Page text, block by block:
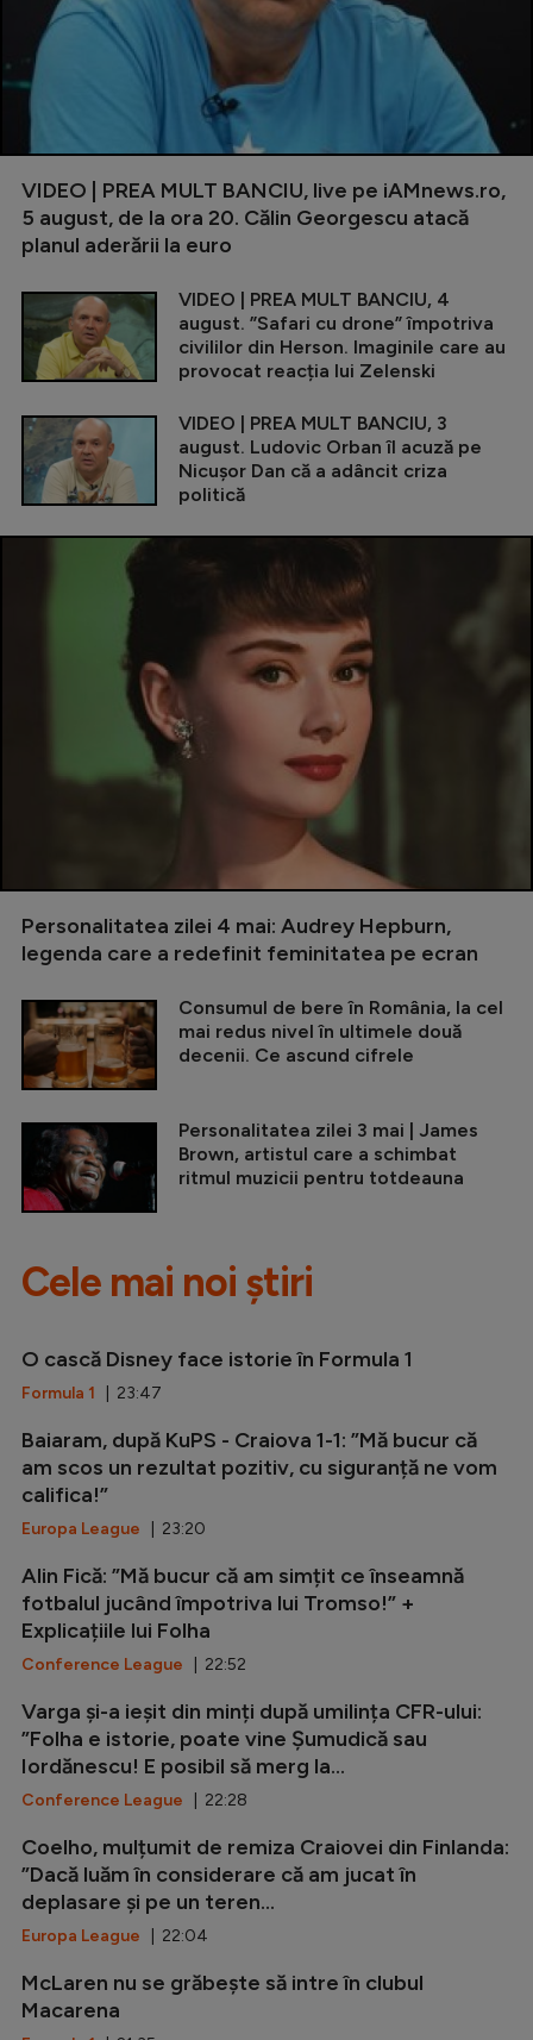
VIDEO | PREA MULT BANCIU, live pe iAMnews.ro,
5 august, de la ora 20. Călin Georgescu atacă
planul aderării la euro
VIDEO | PREA MULT BANCIU, 4
august. ”Safari cu drone” împotriva
civililor din Herson. Imaginile care au
provocat reacția lui Zelenski
VIDEO | PREA MULT BANCIU, 3
august. Ludovic Orban îl acuză pe
Nicușor Dan că a adâncit criza
politică
Personalitatea zilei 4 mai: Audrey Hepburn,
legenda care a redefinit feminitatea pe ecran
Consumul de bere în România, la cel
mai redus nivel în ultimele două
decenii. Ce ascund cifrele
Personalitatea zilei 3 mai | James
Brown, artistul care a schimbat
ritmul muzicii pentru totdeauna
Cele mai noi știri
O cască Disney face istorie în Formula 1
Formula 1 | 23:47
Baiaram, după KuPS - Craiova 1-1: ”Mă bucur că
am scos un rezultat pozitiv, cu siguranță ne vom
califica!”
Europa League | 23:20
Alin Fică: ”Mă bucur că am simțit ce înseamnă
fotbalul jucând împotriva lui Tromso!” +
Explicațiile lui Folha
Conference League | 22:52
Varga și-a ieșit din minți după umilința CFR-ului:
”Folha e istorie, poate vine Șumudică sau
Iordănescu! E posibil să merg la...
Conference League | 22:28
Coelho, mulțumit de remiza Craiovei din Finlanda:
”Dacă luăm în considerare că am jucat în
deplasare și pe un teren...
Europa League | 22:04
McLaren nu se grăbește să intre în clubul
Macarena